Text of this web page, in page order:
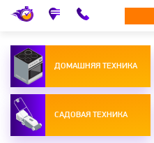
ДОМАШНЯЯ ТЕХНИКА
САДОВАЯ ТЕХНИКА